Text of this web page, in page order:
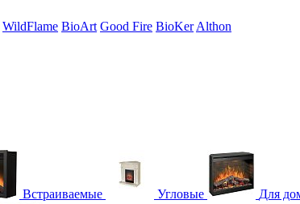
WildFlame BioArt Good Fire BioKer Althon
Встраиваемые Угловые Для